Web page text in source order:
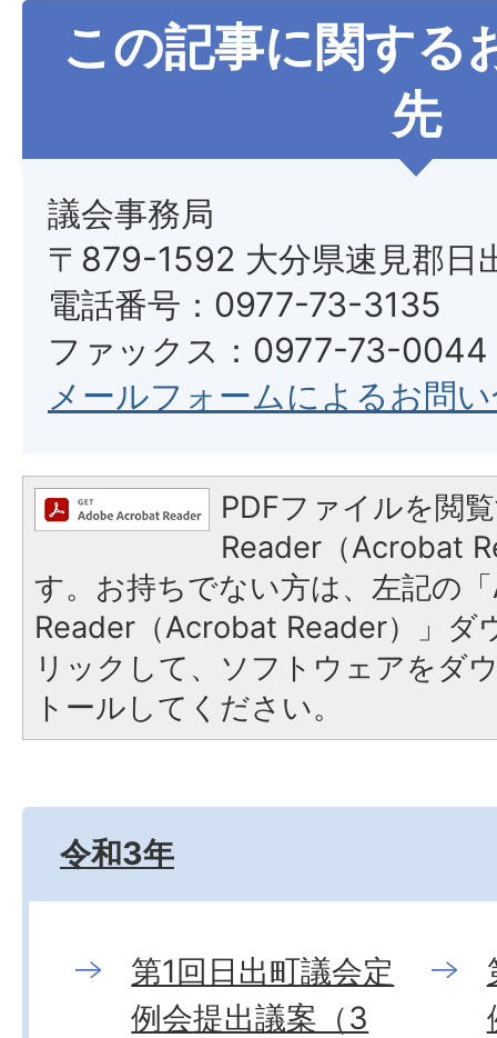
この記事に関する
先
議会事務局
〒879-1592 大分県速見郡日
電話番号：0977-73-3135
ファックス：0977-73-0044
メールフォームによるお問
PDFファイルを閲
Reader（Acrobat
す。お持ちでない方は、左記の
Reader（Acrobat Reader）」ダ
リックして、ソフトウェアをダ
トールしてください。
令和3年
第1回日出町議会定
例会提出議案（3